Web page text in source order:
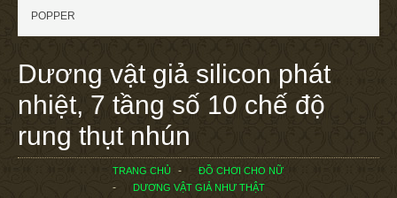
POPPER
Dương vật giả silicon phát
nhiệt, 7 tầng số 10 chế độ
rung thụt nhún
TRANG CHỦ
ĐỒ CHƠI CHO NỮ
DƯƠNG VẬT GIẢ NHƯ THẬT